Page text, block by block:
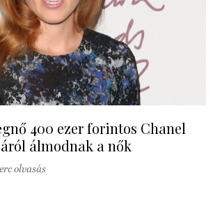
400 ezer forintos Chanel
álmodnak a nők
olvasás